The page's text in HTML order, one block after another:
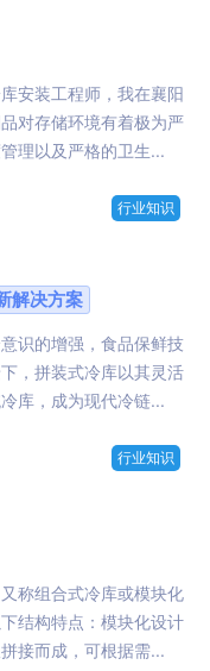
安装工程师，我在襄阳
对存储环境有着极为严
理以及严格的卫生...
行业知识
解决方案
识的增强，食品保鲜技
，拼装式冷库以其灵活
库，成为现代冷链...
行业知识
称组合式冷库或模块化
结构特点：模块化设计
接而成，可根据需...